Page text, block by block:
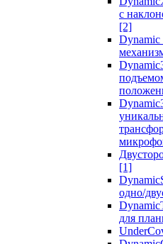
с
[2]
[1]
одно/
для